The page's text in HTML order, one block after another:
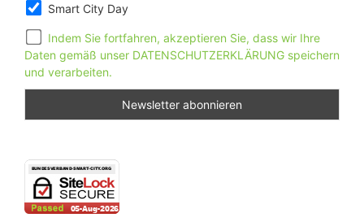
Smart City Day
Indem Sie fortfahren, akzeptieren Sie, dass wir Ihre
Daten gemäß unser DATENSCHUTZERKLÄRUNG speichern
und verarbeiten.